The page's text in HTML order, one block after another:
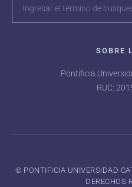
SOBRE
Pontificia
RUC:
©️ PONTIFICIA UNIVERSIDAD
DERECHOS